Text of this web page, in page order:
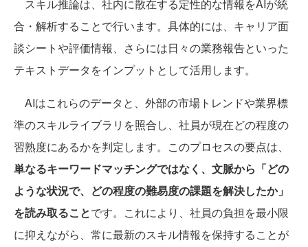
スキル推論は、社内に散在する定性的な情報をAIが統
合・解析することで行います。具体的には、キャリア面
談シートや評価情報、さらには日々の業務報告といった
テキストデータをインプットとして活用します。
AIはこれらのデータと、外部の市場トレンドや業界標
準のスキルライブラリを照合し、社員が現在どの程度の
習熟度にあるかを判定します。このプロセスの要点は、
単なるキーワードマッチングではなく、文脈から「どの
ような状況で、どの程度の難易度の課題を解決したか」
を読み取ることです。これにより、社員の負担を最小限
に抑えながら、常に最新のスキル情報を保持することが